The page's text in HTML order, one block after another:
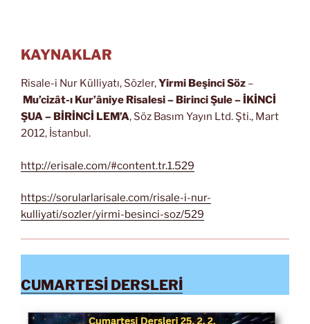
KAYNAKLAR
Risale-i Nur Külliyatı, Sözler,Yirmi Beşinci Söz –
Mu’cizât-ı Kur’âniye Risalesi– Birinci Şule – İKİNCİ
ŞUA– BİRİNCİ LEM’A, Söz Basım Yayın Ltd. Şti., Mart
2012, İstanbul.
http://erisale.com/#content.tr.1.529
https://sorularlarisale.com/risale-i-nur-
kulliyati/sozler/yirmi-besinci-soz/529
CUMARTESİ DERSLERİ